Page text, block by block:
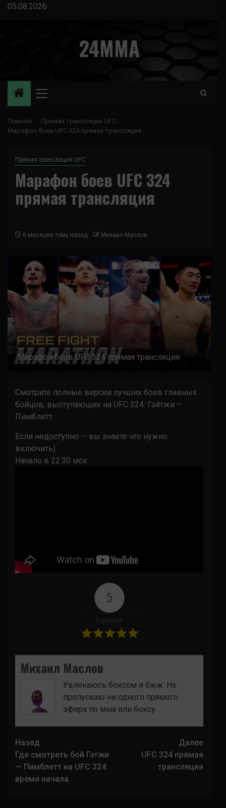
Перейти
05.08.2026
24MMA
Основное
Главная
Прямая трансляция UFC
Марафон боев UFC 324 прямая трансляция
Прямая трансляция UFC
Марафон боев UFC 324
прямая трансляция
6 месяцев тому назад Михаил Маслов
Марафон боев UFC 324 прямая трансляция
Смотрите полные версии лучших боев главных
бойцов, выступающих на UFC 324: Гэйтжи –
Пимблетт.
Если недоступно — вы знаете что нужно
включить)
Начало в 22:30 мск
5
Оцените
Михаил Маслов
Увлекаюсь боксом и бжж. Не
пропускаю ни одного прямого
эфира по мма или боксу.
Навигация
записи
Назад
Где смотреть бой Гэтжи
— Пимблетт на UFC 324:
время начала
Далее
UFC 324 прямая
трансляция